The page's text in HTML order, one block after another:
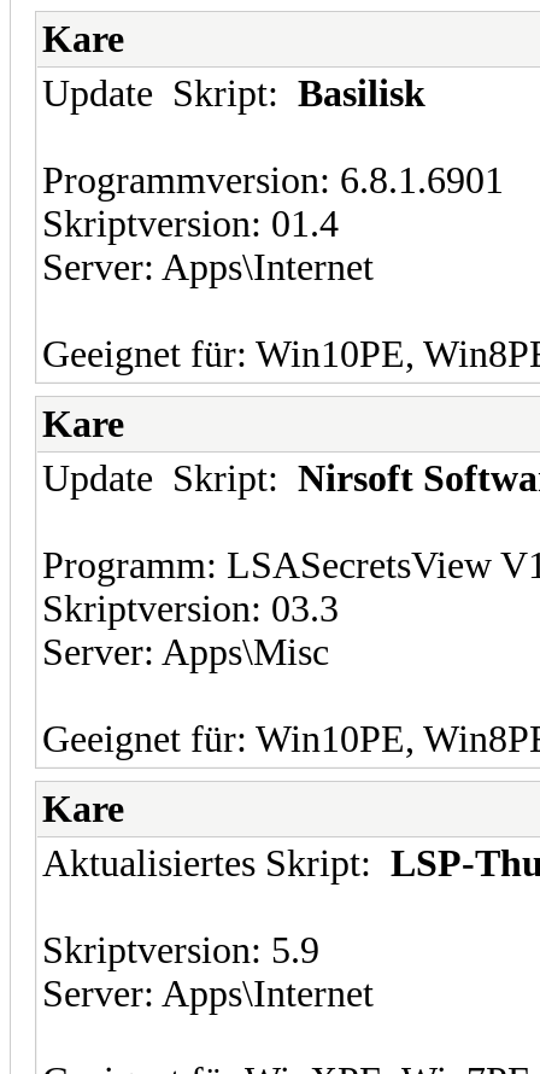
Kare
Update Skript: Basilisk
Programmversion: 6.8.1.6901
Skriptversion: 01.4
Server: Apps\Internet
Geeignet für: Win10PE,
Kare
Update Skript: Nirsoft
Programm: LSASecretsView
Skriptversion: 03.3
Server: Apps\Misc
Geeignet für: Win10PE,
Kare
Aktualisiertes Skript: LSP-
Skriptversion: 5.9
Server: Apps\Internet